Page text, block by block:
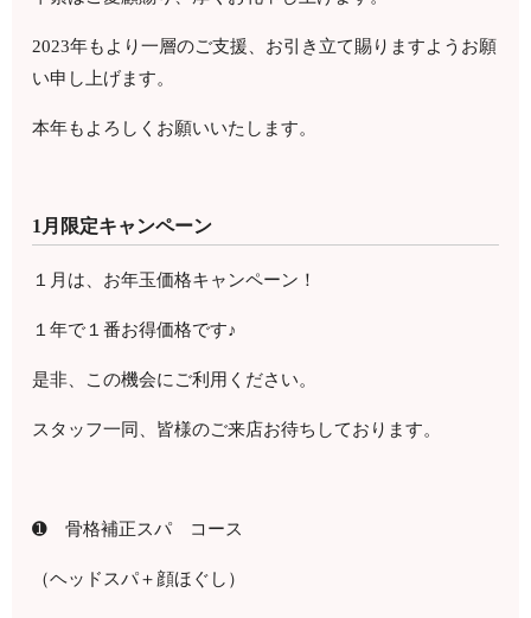
2023年もより一層のご支援、お引き立て賜りますようお願
い申し上げます。
本年もよろしくお願いいたします。
1月限定キャンペーン
１月は、お年玉価格キャンペーン！
１年で１番お得価格です♪
是非、この機会にご利用ください。
スタッフ一同、皆様のご来店お待ちしております。
➊ 骨格補正スパ コース
（ヘッドスパ＋顔ほぐし）